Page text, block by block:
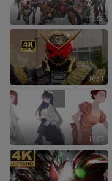
2:59
10:31
13:02